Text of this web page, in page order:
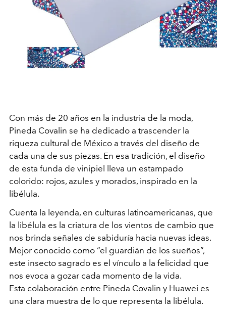
Con más de 20 años en la industria de la moda,
Pineda Covalin se ha dedicado a trascender la
riqueza cultural de México a través del diseño de
cada una de sus piezas. En esa tradición, el diseño
de esta funda de vinipiel lleva un estampado
colorido: rojos, azules y morados, inspirado en la
libélula.
Cuenta la leyenda, en culturas latinoamericanas, que
la libélula es la criatura de los vientos de cambio que
nos brinda señales de sabiduría hacia nuevas ideas.
Mejor conocido como “el guardián de los sueños”,
este insecto sagrado es el vínculo a la felicidad que
nos evoca a gozar cada momento de la vida.
Esta colaboración entre Pineda Covalin y Huawei es
una clara muestra de lo que representa la libélula.